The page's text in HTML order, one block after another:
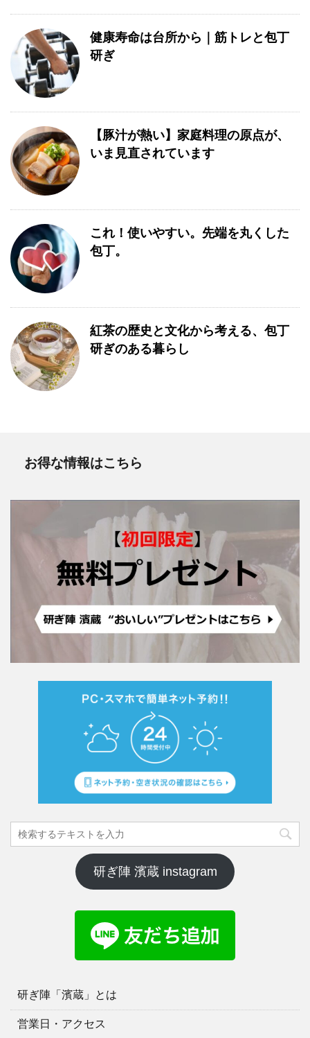
健康寿命は台所から｜筋トレと包丁
研ぎ
【豚汁が熱い】家庭料理の原点が、
いま見直されています
これ！使いやすい。先端を丸くした
包丁。
紅茶の歴史と文化から考える、包丁
研ぎのある暮らし
お得な情報はこちら
研ぎ陣 濱蔵 instagram
研ぎ陣「濱蔵」とは
営業日・アクセス